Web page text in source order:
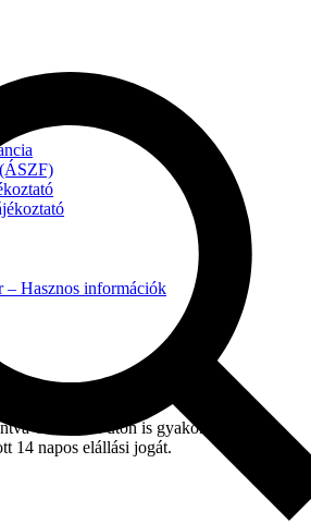
– Hasznos információk
Ön online úton is gyakorolhatja a
14 napos elállási jogát.